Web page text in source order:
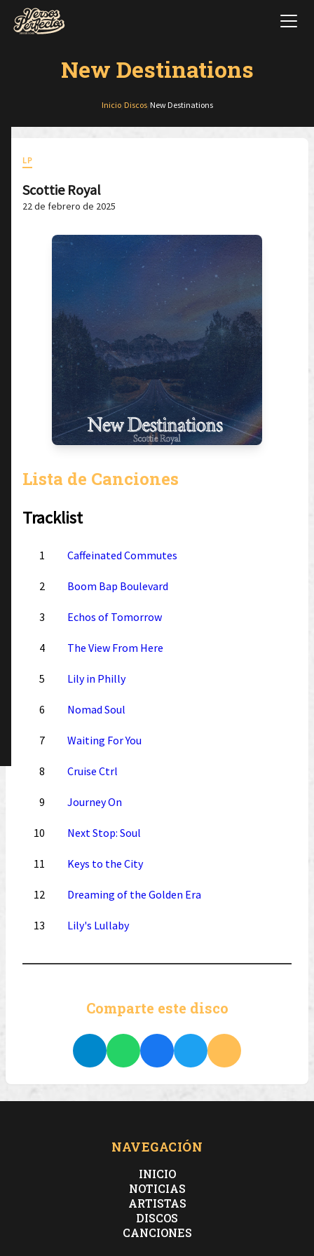
New Destinations
Inicio/ Discos/ New Destinations
LP
Scottie Royal
22 de febrero de 2025
Lista de Canciones
Tracklist
1 Caffeinated Commutes
2 Boom Bap Boulevard
3 Echos of Tomorrow
4 The View From Here
5 Lily in Philly
6 Nomad Soul
7 Waiting For You
8 Cruise Ctrl
9 Journey On
10 Next Stop: Soul
11 Keys to the City
12 Dreaming of the Golden Era
13 Lily's Lullaby
Comparte este disco
NAVEGACIÓN
INICIO
NOTICIAS
ARTISTAS
DISCOS
CANCIONES